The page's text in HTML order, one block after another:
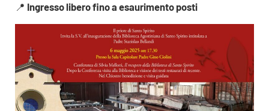
📍 Ingresso libero fino a esaurimento posti